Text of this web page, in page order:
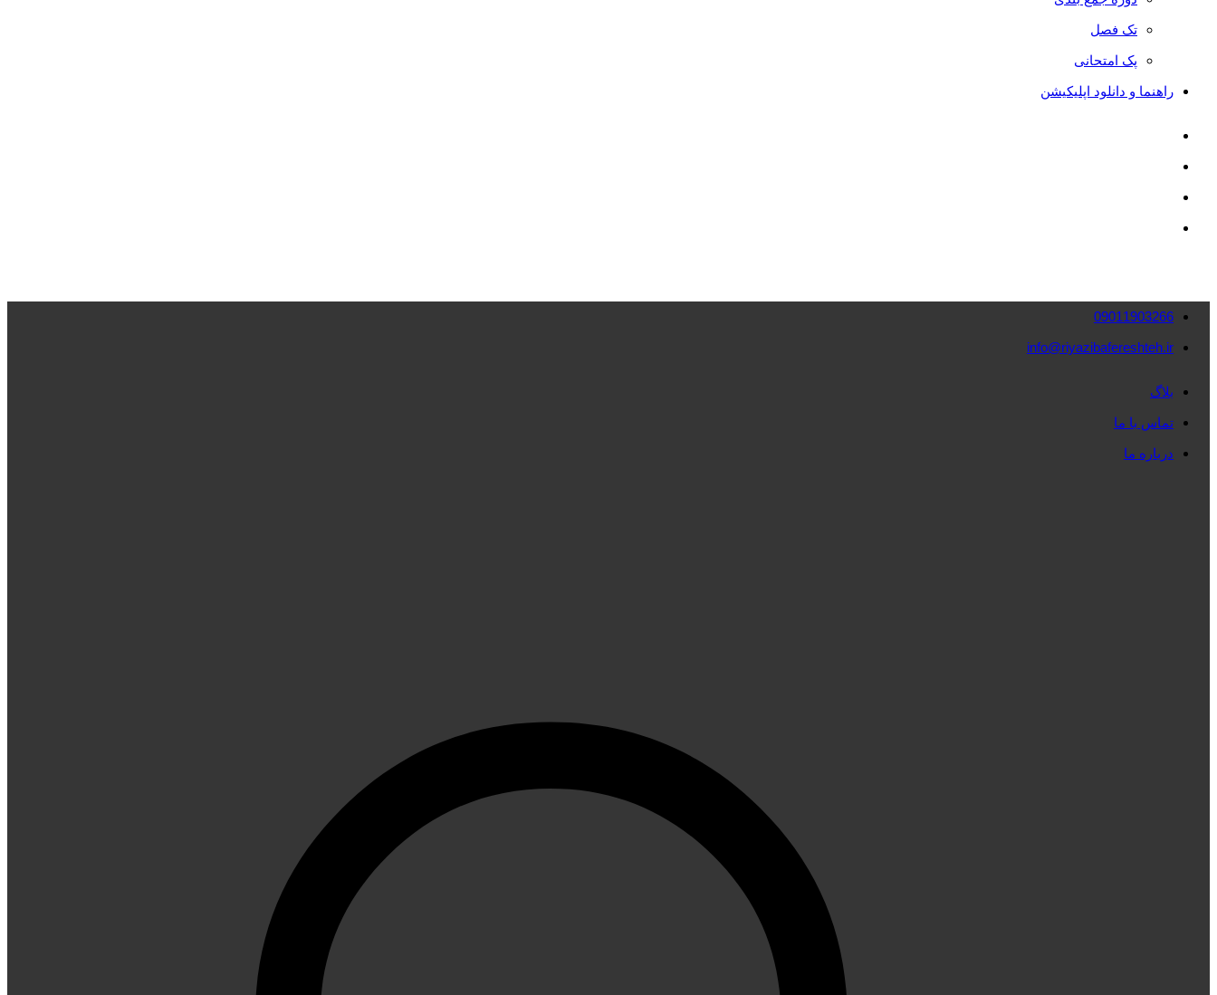
تک فصل
پک امتحانی
راهنما و دانلود اپلیکیشن
09011903266
info@riyazibafereshteh.ir
بلاگ
تماس با ما
درباره ما